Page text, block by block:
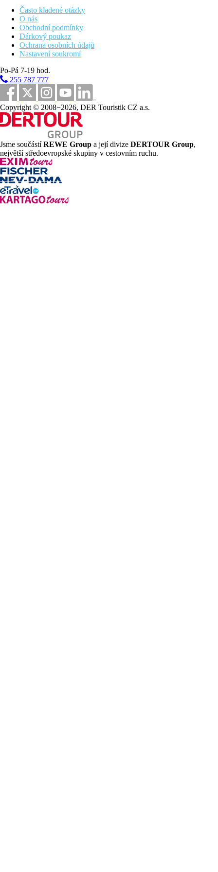
Často kladené otázky
O nás
Obchodní podmínky
Dárkový poukaz
Ochrana osobních údajů
Nastavení soukromí
Po-Pá 7-19 hod.
255 787 777
Copyright © 2008−2026, DER Touristik CZ a.s.
Jsme součástíREWE Group a její divize DERTOUR Group,
největší středoevropské skupiny v cestovním ruchu.